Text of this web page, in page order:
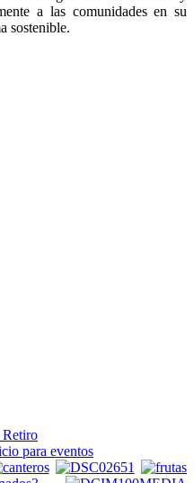
a las comunidades en su
sostenible.